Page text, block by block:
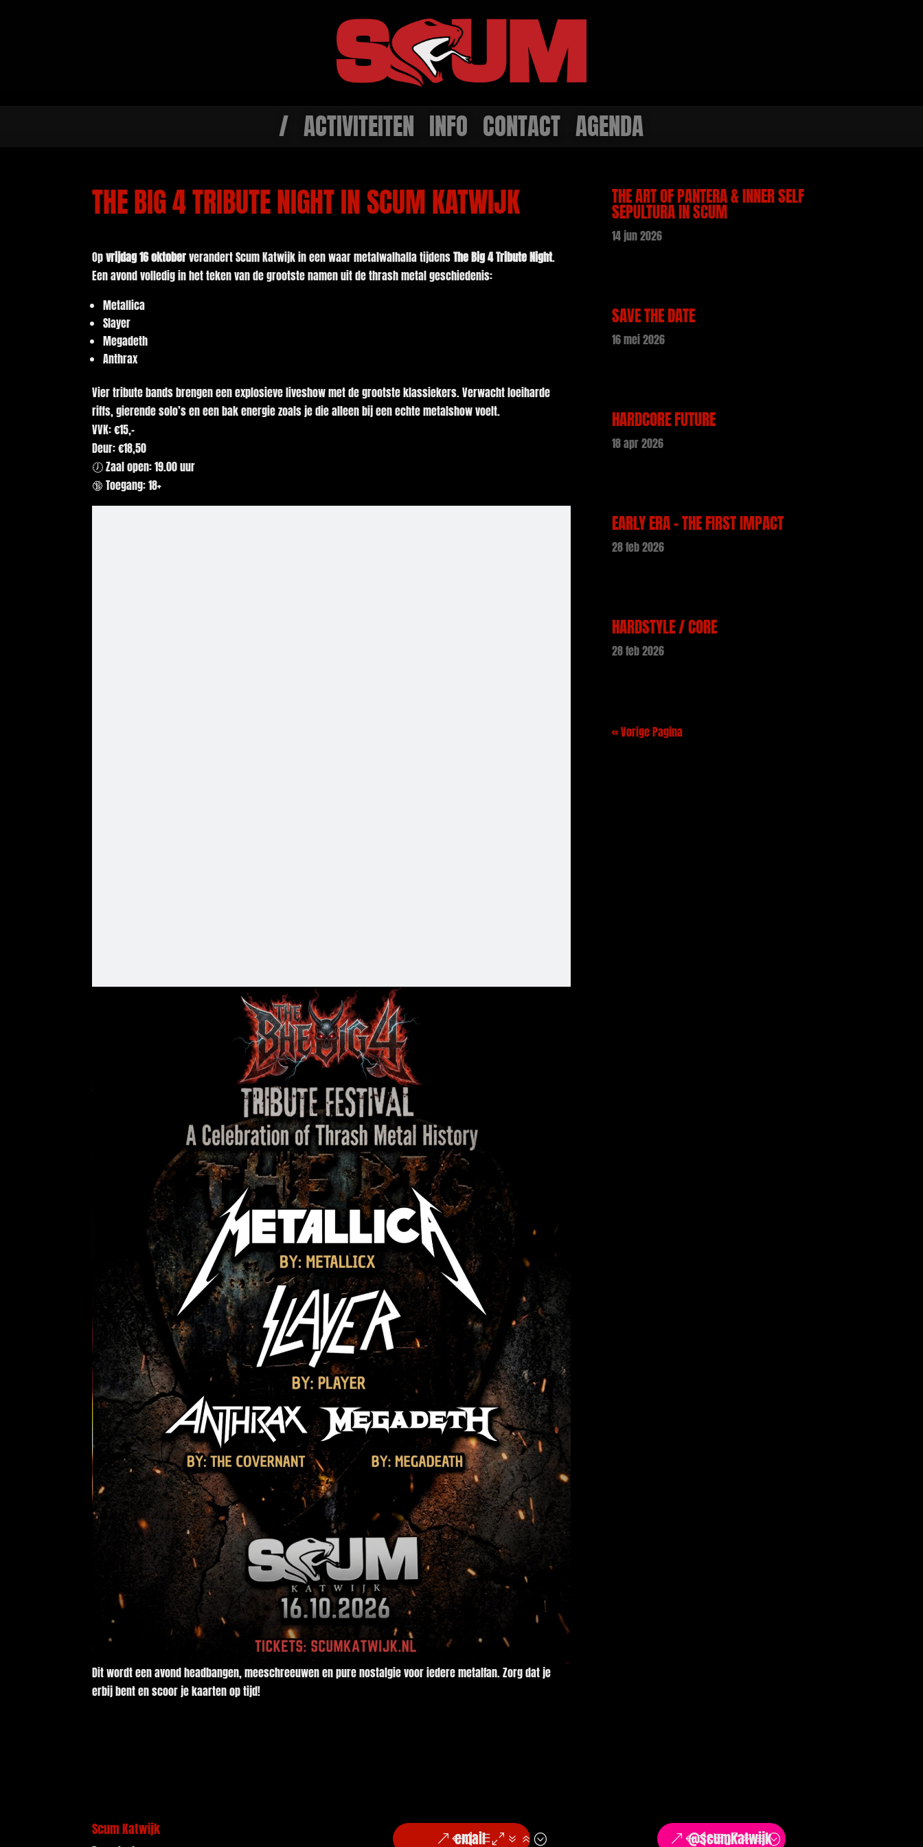
/ ACTIVITEITEN INFO CONTACT AGENDA
THE BIG 4 TRIBUTE NIGHT IN SCUM KATWIJK
Opvrijdag 16 oktoberverandert Scum Katwijk in een waar metalwalhalla tijdensThe Big 4 Tribute Night.
Een avond volledig in het teken van de grootste namen uit de thrash metal geschiedenis:
Metallica
Slayer
Megadeth
Anthrax
Vier tribute bands brengen een explosieve liveshow met de grootste klassiekers. Verwacht loeiharde
riffs, gierende solo’s en een bak energie zoals je die alleen bij een echte metalshow voelt.
VVK: €15,-
Deur: €18,50
🕖 Zaal open: 19.00 uur
🔞 Toegang: 18+
Dit wordt een avond headbangen, meeschreeuwen en pure nostalgie voor iedere metalfan. Zorg dat je
erbij bent en scoor je kaarten op tijd!
THE ART OF PANTERA & INNER SELF
SEPULTURA IN SCUM
14 jun 2026
SAVE THE DATE
16 mei 2026
HARDCORE FUTURE
18 apr 2026
EARLY ERA – THE FIRST IMPACT
28 feb 2026
HARDSTYLE / CORE
28 feb 2026
« Vorige Pagina
Scum Katwijk email @scumkatwijk